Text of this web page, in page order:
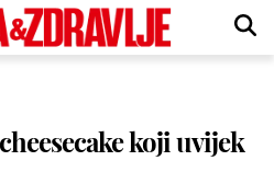
koji uvijek